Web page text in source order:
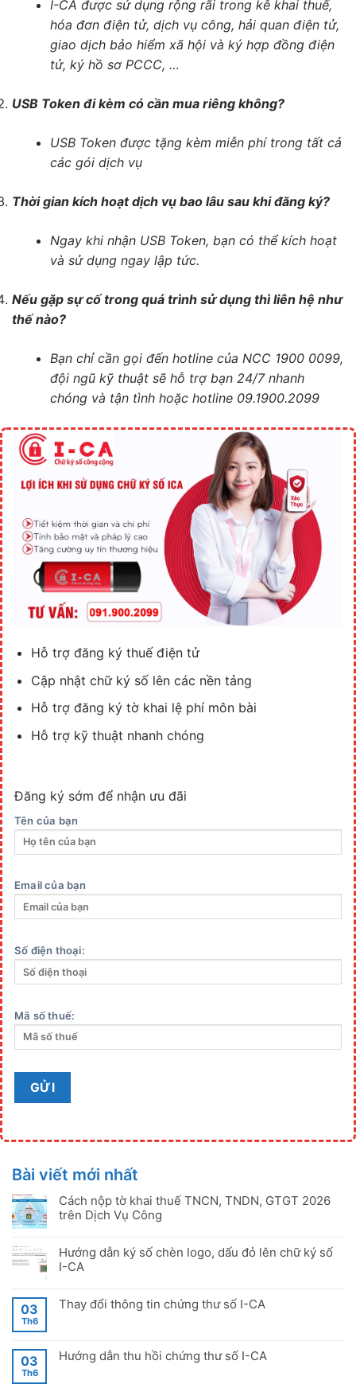
I-CA được sử dụng rộng rãi trong kê khai thuế,
hóa đơn điện tử, dịch vụ công, hải quan điện tử,
giao dịch bảo hiểm xã hội và ký hợp đồng điện
tử, ký hồ sơ PCCC, …
USB Token đi kèm có cần mua riêng không?
USB Token được tặng kèm miễn phí trong tất cả
các gói dịch vụ
Thời gian kích hoạt dịch vụ bao lâu sau khi đăng ký?
Ngay khi nhận USB Token, bạn có thể kích hoạt
và sử dụng ngay lập tức.
Nếu gặp sự cố trong quá trình sử dụng thì liên hệ như
thế nào?
Bạn chỉ cần gọi đến hotline của NCC 1900 0099,
đội ngũ kỹ thuật sẽ hỗ trợ bạn 24/7 nhanh
chóng và tận tình hoặc hotline 09.1900.2099
Hỗ trợ đăng ký thuế điện tử
Cập nhật chữ ký số lên các nền tảng
Hỗ trợ đăng ký tờ khai lệ phí môn bài
Hỗ trợ kỹ thuật nhanh chóng
Đăng ký sớm để nhận ưu đãi
Tên của bạn
Email của bạn
Số điện thoại:
Mã số thuế:
Bài viết mới nhất
Cách nộp tờ khai thuế TNCN, TNDN, GTGT 2026
trên Dịch Vụ Công
Hướng dẫn ký số chèn logo, dấu đỏ lên chữ ký số
I-CA
03
Th6
Thay đổi thông tin chứng thư số I-CA
03
Th6
Hướng dẫn thu hồi chứng thư số I-CA